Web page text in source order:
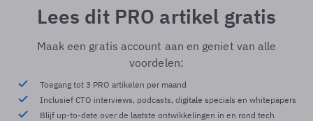
Lees dit PRO artikel gratis
Maak een gratis account aan en geniet van alle
voordelen:
Toegang tot 3 PRO artikelen per maand
Inclusief CTO interviews, podcasts, digitale specials en whitepapers
Blijf up-to-date over de laatste ontwikkelingen in en rond tech